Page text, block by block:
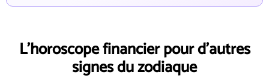
L'horoscope financier pour d'autres
signes du zodiaque